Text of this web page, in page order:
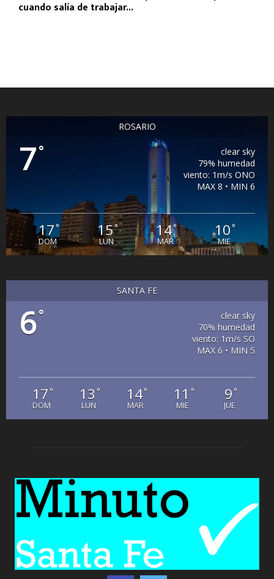
cuando salía de trabajar...
ROSARIO
7°
clear sky
79% humedad
viento: 1m/s ONO
MAX 8 • MIN 6
17°
DOM
15°
LUN
14°
MAR
10°
MIE
SANTA FE
6°
clear sky
70% humedad
viento: 1m/s SO
MAX 6 • MIN 5
17°
DOM
13 °
LUN
14°
MAR
11 °
MIE
9°
JUE